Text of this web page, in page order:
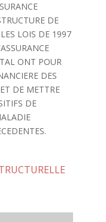
DE
LOIS DE 1997
ONT POUR
DES
DE METTRE
DE